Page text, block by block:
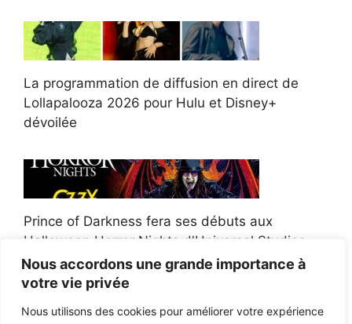
Nous accordons une grande importance à
votre vie privée
Nous utilisons des cookies pour améliorer votre expérience
La programmation de diffusion en direct de
Lollapalooza 2026 pour Hulu et Disney+
dévoilée
Prince of Darkness fera ses débuts aux
Halloween Horror Nights d'Universal Studios